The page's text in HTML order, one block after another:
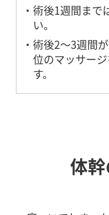
術後1週間まで
い。
術後2〜3週間
位のマッサー
す。
体